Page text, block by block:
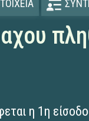
η 1η